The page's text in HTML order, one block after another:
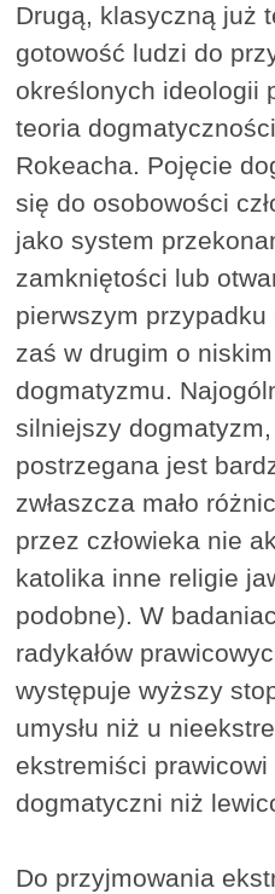
Drugą, klasyczną już
gotowość ludzi do
określonych ideologii
teoria
Rokeacha. Pojęcie
się do osobowości
jako system
zamkniętości lub
pierwszym
zaś w drugim o
dogmatyzmu.
silniejszy
postrzegana jest
zwłaszcza mało
przez człowieka nie
katolika inne religie
podobne). W
radykałów
występuje wyższy
umysłu niż u
ekstremiści
dogmatyczni niż
Do przyjmowania